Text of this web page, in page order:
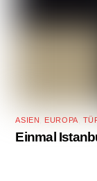
ASIEN EUROPA
Einmal